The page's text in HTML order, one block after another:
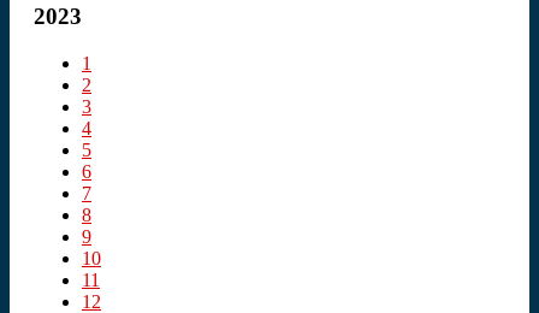
2023
1
2
3
4
5
6
7
8
9
10
11
12